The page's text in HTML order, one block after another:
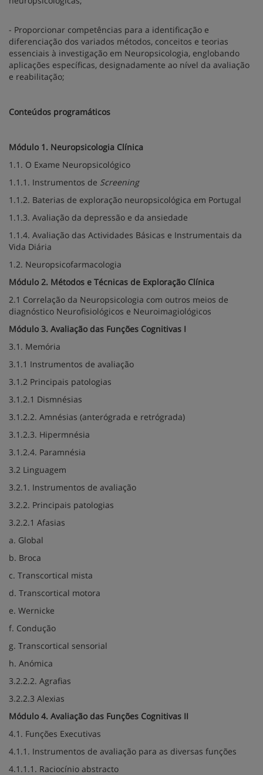
- Proporcionar competências para a identificação e
diferenciação dos variados métodos, conceitos e teorias
essenciais à investigação em Neuropsicologia, englobando
aplicações específicas, designadamente ao nível da avaliação
e reabilitação;
Conteúdos programáticos
Módulo 1. Neuropsicologia Clínica
1.1. O Exame Neuropsicológico
1.1.1. Instrumentos de Screening
1.1.2. Baterias de exploração neuropsicológica em Portugal
1.1.3. Avaliação da depressão e da ansiedade
1.1.4. Avaliação das Actividades Básicas e Instrumentais da
Vida Diária
1.2. Neuropsicofarmacologia
Módulo 2. Métodos e Técnicas de Exploração Clínica
2.1 Correlação da Neuropsicologia com outros meios de
diagnóstico Neurofisiológicos e Neuroimagiológicos
Módulo 3. Avaliação das Funções Cognitivas I
3.1. Memória
3.1.1 Instrumentos de avaliação
3.1.2 Principais patologias
3.1.2.1 Dismnésias
3.1.2.2. Amnésias (anterógrada e retrógrada)
3.1.2.3. Hipermnésia
3.1.2.4. Paramnésia
3.2 Linguagem
3.2.1. Instrumentos de avaliação
3.2.2. Principais patologias
3.2.2.1 Afasias
a. Global
b. Broca
c. Transcortical mista
d. Transcortical motora
e. Wernicke
f. Condução
g. Transcortical sensorial
h. Anómica
3.2.2.2. Agrafias
3.2.2.3 Alexias
Módulo 4. Avaliação das Funções Cognitivas II
4.1. Funções Executivas
4.1.1. Instrumentos de avaliação para as diversas funções
4.1.1.1. Raciocínio abstracto